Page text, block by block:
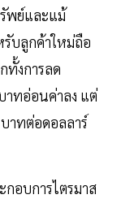
พย์และแม้
บลูกค้าใหม่ถือ
ทั้งการลด
าทอ่อนค่าลง แต่
าทต่อดอลลาร์
อบการไตรมาส